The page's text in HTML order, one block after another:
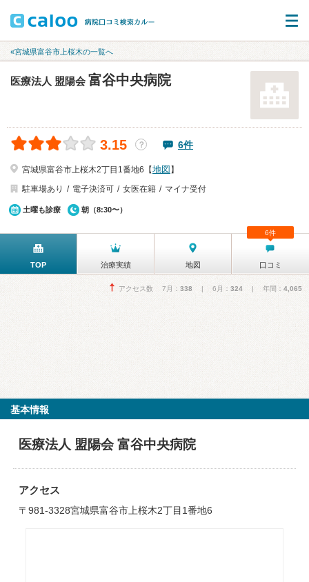
«宮城県富谷市上桜木の一覧へ
医療法人 盟陽会 富谷中央病院
3.15 ？ 6件
宮城県富谷市上桜木2丁目1番地6【地図 】
駐車場あり
電子決済可 女医在籍 マイナ受付
土曜も診療 朝（8:30〜）
TOP 治療実績 地図 口コミ
6件
アクセス数 7月： 338 | 6月： 324 | 年間： 4,065
基本情報
医療法人 盟陽会 富谷中央病院
アクセス
〒981-3328宮城県富谷市上桜木2丁目1番地6